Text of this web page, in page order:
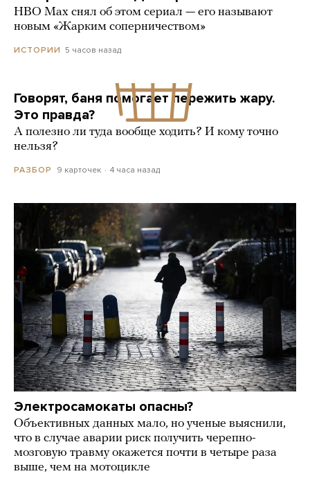
HBO Max снял об этом сериал — его называют
новым «Жарким соперничеством»
ИСТОРИИ 5 часов назад
Говорят, баня помогает пережить жару.
Это правда?
А полезно ли туда вообще ходить? И кому точно
нельзя?
РАЗБОР 9 карточек 4 часа назад
Электросамокаты опасны?
Объективных данных мало, но ученые выяснили,
что в случае аварии риск получить черепно-
мозговую травму окажется почти в четыре раза
выше, чем на мотоцикле